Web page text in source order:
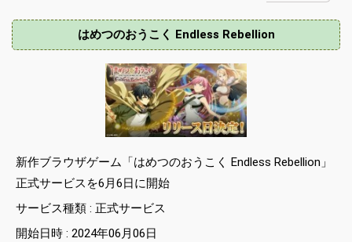
はめつのおうこく Endless Rebellion
新作ブラウザゲーム「はめつのおうこく Endless Rebellion」
正式サービスを6月6日に開始
サービス種類 : 正式サービス
開始日時 : 2024年06月06日